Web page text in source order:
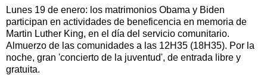
Lunes 19 de enero: los matrimonios Obama y Biden
participan en actividades de beneficencia en memoria de
Martin Luther King, en el día del servicio comunitario.
Almuerzo de las comunidades a las 12H35 (18H35). Por la
noche, gran 'concierto de la juventud', de entrada libre y
gratuita.